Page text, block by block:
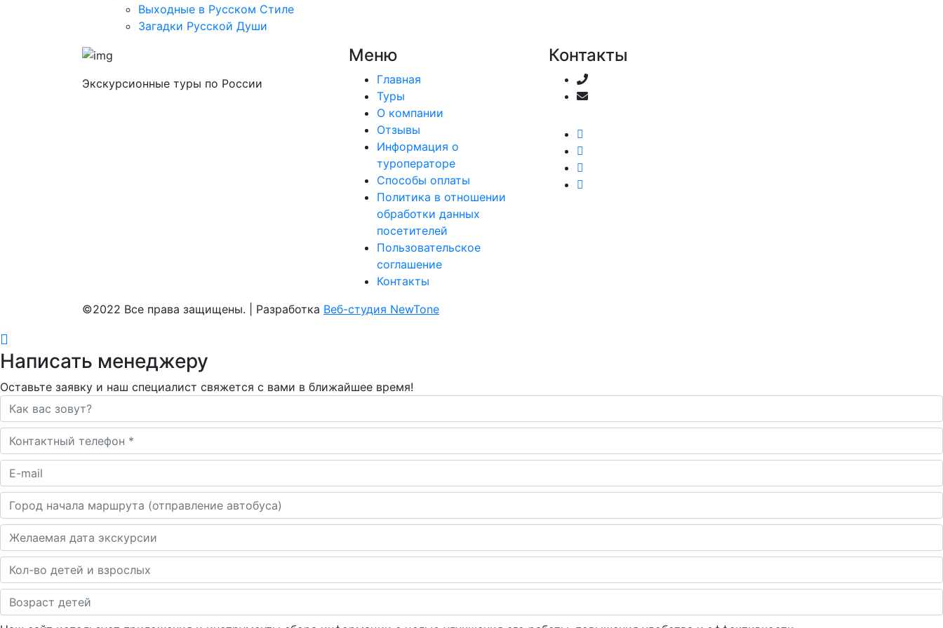
Выходные в Русском Стиле
Загадки Русской Души
Экскурсионные туры по России
Меню
Главная
Туры
О компании
Отзывы
Информация о
туроператоре
Способы оплаты
Политика в отношении
обработки данных
посетителей
Пользовательское
соглашение
Контакты
Контакты
©2022 Все права защищены. | Разработка Веб-студия NewTone
Написать менеджеру
Оставьте заявку и наш специалист свяжется с вами в ближайшее время!